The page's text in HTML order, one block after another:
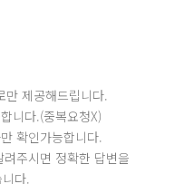
제공해드립니다.
니다.(중복요청X)
확인가능합니다.
주시면 정확한 답변을
다.